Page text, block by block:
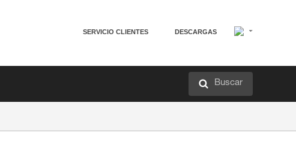
SERVICIO CLIENTES DESCARGAS
Buscar